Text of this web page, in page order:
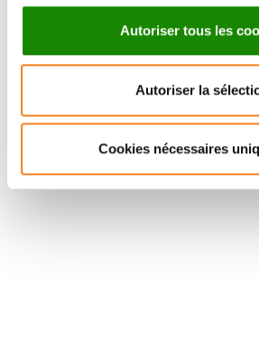
Autoriser tous les
Autoriser la
Cookies nécessaires
JACQUES